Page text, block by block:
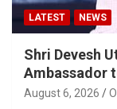
LATEST NEWS
Shri Devesh
Ambassador
August 6, 2026